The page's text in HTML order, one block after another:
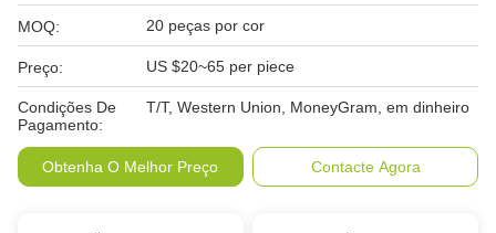
MOQ: 20 peças por cor
Preço: US $20~65 per piece
Condições De
Pagamento:
T/T, Western Union, MoneyGram, em dinheiro
Obtenha O Melhor Preço Contacte Agora